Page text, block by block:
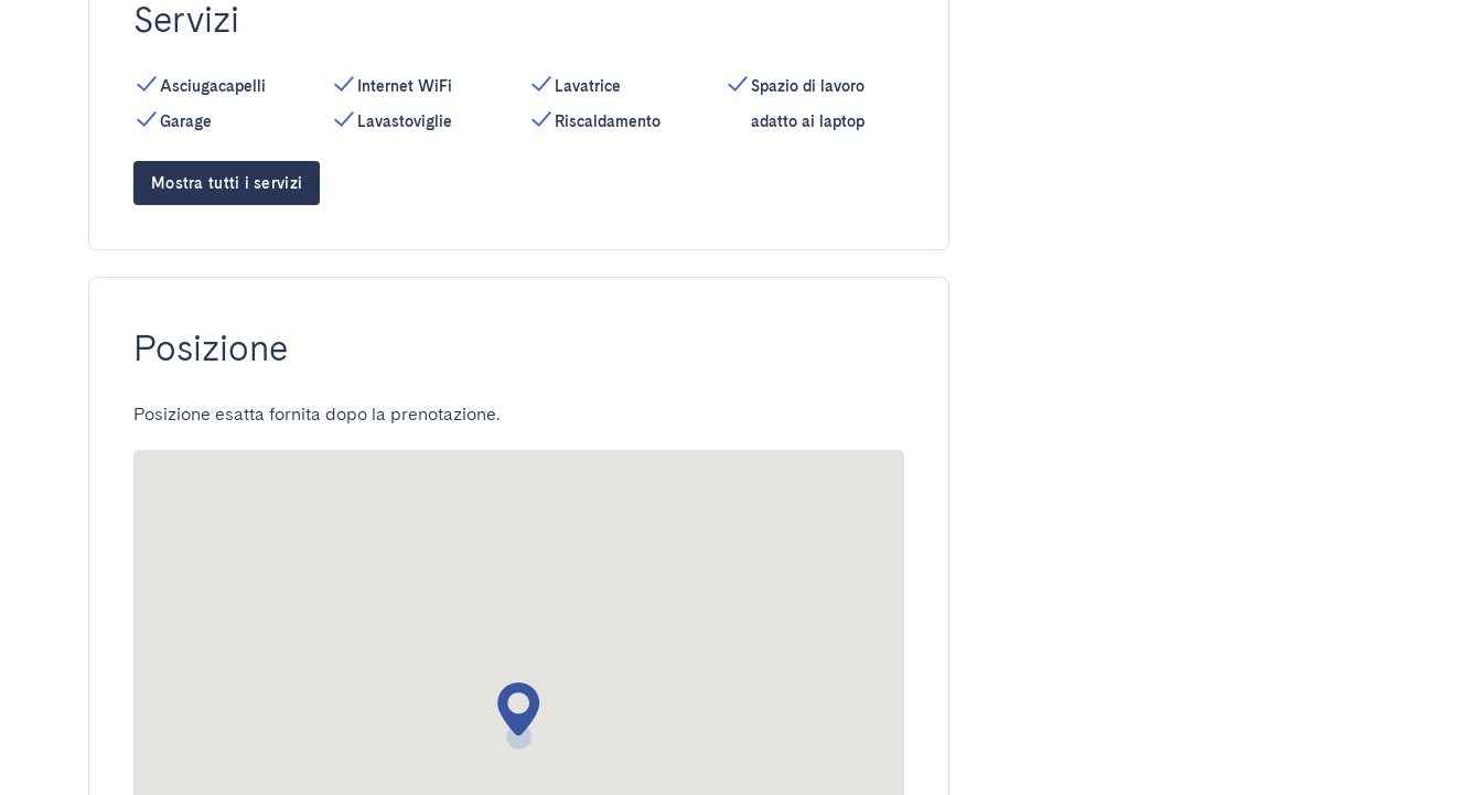
Servizi
Asciugacapelli
Garage
Internet WiFi
Lavastoviglie
Lavatrice
Riscaldamento
Spazio di lavoro
adatto ai laptop
Mostra tutti i servizi
Posizione
Posizione esatta fornita dopo la prenotazione.